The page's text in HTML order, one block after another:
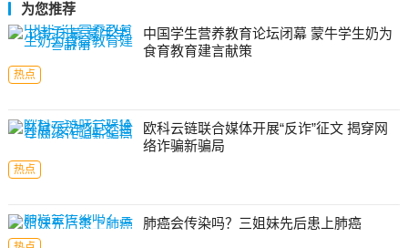
为您推荐
中国学生营养教育论坛闭幕 蒙牛学生奶为
食育教育建言献策
热点
欧科云链联合媒体开展“反诈”征文 揭穿网
络诈骗新骗局
热点
肺癌会传染吗？三姐妹先后患上肺癌